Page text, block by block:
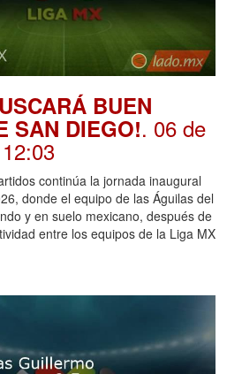
BUEN
SAN DIEGO!. 06 de
continúa la jornada inaugural
donde el equipo de las Águilas del
y en suelo mexicano, después de
entre los equipos de la Liga MX